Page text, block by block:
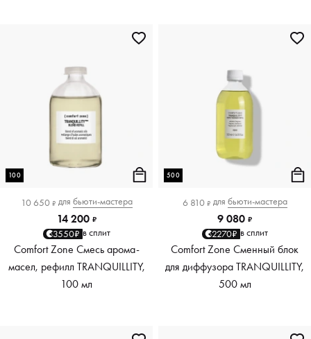
100
10 650 ₽ для бьюти-мастера
14 200 ₽
3550₽ в сплит
Comfort Zone Смесь арома-
масел, рефилл TRANQUILLITY,
100 мл
500
6 810 ₽ для бьюти-мастера
9 080 ₽
2270₽ в сплит
Comfort Zone Сменный блок
для диффузора TRANQUILLITY,
500 мл